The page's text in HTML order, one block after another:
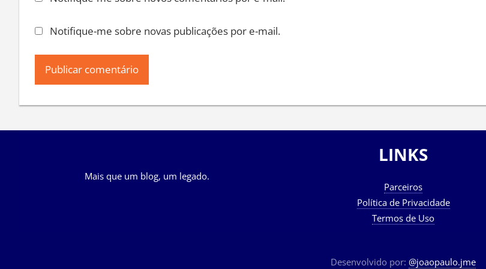
Notifique-me sobre novas publicações por e-mail.
Mais que um blog, um legado.
LINKS
Parceiros
Política de Privacidade
Termos de Uso
Desenvolvido por: @joaopaulo.jme